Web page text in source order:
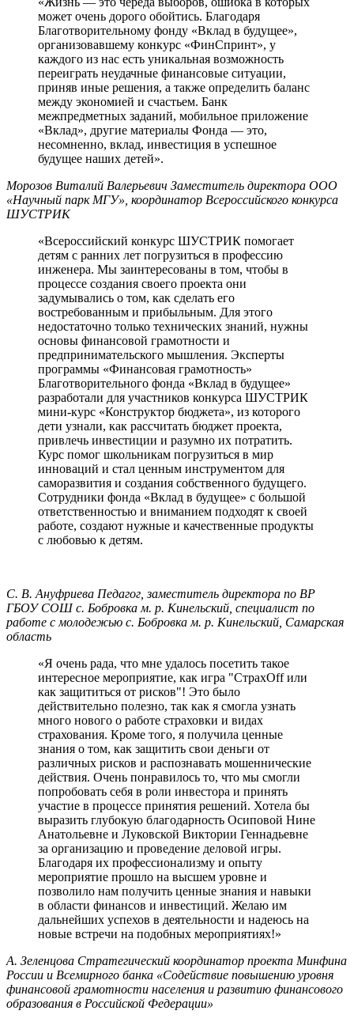
может очень дорого обойтись. Благодаря
Благотворительному фонду «Вклад в будущее»,
организовавшему конкурс «ФинСпринт», у
каждого из нас есть уникальная возможность
переиграть неудачные финансовые ситуации,
приняв иные решения, а также определить баланс
между экономией и счастьем. Банк
межпредметных заданий, мобильное приложение
«Вклад», другие материалы Фонда — это,
несомненно, вклад, инвестиция в успешное
будущее наших детей».
Морозов Виталий Валерьевич Заместитель директора ООО
«Научный парк МГУ», координатор Всероссийского конкурса
ШУСТРИК
«Всероссийский конкурс ШУСТРИК помогает
детям с ранних лет погрузиться в профессию
инженера. Мы заинтересованы в том, чтобы в
процессе создания своего проекта они
задумывались о том, как сделать его
востребованным и прибыльным. Для этого
недостаточно только технических знаний, нужны
основы финансовой грамотности и
предпринимательского мышления. Эксперты
программы «Финансовая грамотность»
Благотворительного фонда «Вклад в будущее»
разработали для участников конкурса ШУСТРИК
мини-курс «Конструктор бюджета», из которого
дети узнали, как рассчитать бюджет проекта,
привлечь инвестиции и разумно их потратить.
Курс помог школьникам погрузиться в мир
инноваций и стал ценным инструментом для
саморазвития и создания собственного будущего.
Сотрудники фонда «Вклад в будущее» с большой
ответственностью и вниманием подходят к своей
работе, создают нужные и качественные продукты
с любовью к детям.
С. В. Ануфриева Педагог, заместитель директора по ВР
ГБОУ СОШ с. Бобровка м. р. Кинельский, специалист по
работе с молодежью с. Бобровка м. р. Кинельский, Самарская
область
«Я очень рада, что мне удалось посетить такое
интересное мероприятие, как игра "СтрахOff или
как защититься от рисков"! Это было
действительно полезно, так как я смогла узнать
много нового о работе страховки и видах
страхования. Кроме того, я получила ценные
знания о том, как защитить свои деньги от
различных рисков и распознавать мошеннические
действия. Очень понравилось то, что мы смогли
попробовать себя в роли инвестора и принять
участие в процессе принятия решений. Хотела бы
выразить глубокую благодарность Осиповой Нине
Анатольевне и Луковской Виктории Геннадьевне
за организацию и проведение деловой игры.
Благодаря их профессионализму и опыту
мероприятие прошло на высшем уровне и
позволило нам получить ценные знания и навыки
в области финансов и инвестиций. Желаю им
дальнейших успехов в деятельности и надеюсь на
новые встречи на подобных мероприятиях!»
А. Зеленцова Cтратегический координатор проекта Минфина
России и Всемирного банка «Содействие повышению уровня
финансовой грамотности населения и развитию финансового
образования в Российской Федерации»